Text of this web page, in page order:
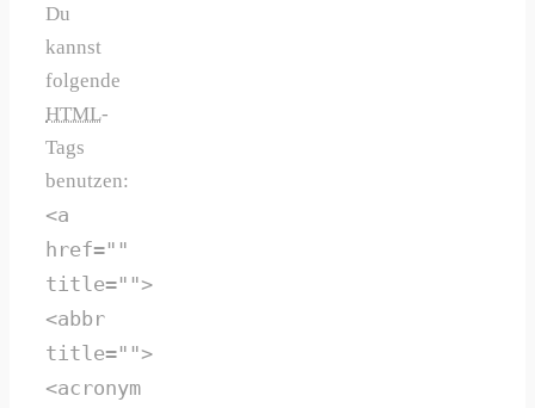
Du
kannst
folgende
HTML-
Tags
benutzen:
<a
href=""
title="">
<abbr
title="">
<acronym